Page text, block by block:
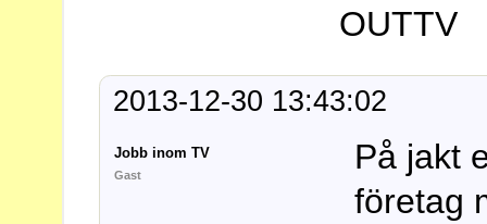
OUTTV
2013-12-30 13:43:02
Jobb inom TV
Gast
På jakt
företag